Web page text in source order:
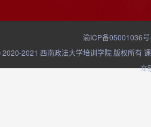
渝ICP备05001036
2021 西南政法大学培训学院 版权所有
立